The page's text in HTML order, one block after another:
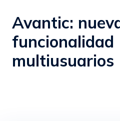
Avantic:
funcionalidad
multiusuarios